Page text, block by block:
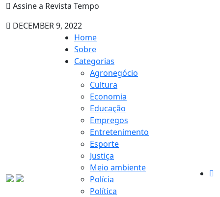
Assine a Revista Tempo
DECEMBER 9, 2022
Home
Sobre
Categorias
Agronegócio
Cultura
Economia
Educação
Empregos
Entretenimento
Esporte
Justiça
Meio ambiente
Polícia
Política